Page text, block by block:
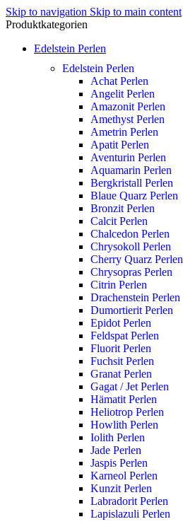
Skip to navigation Skip to main content
Produktkategorien
Edelstein Perlen
Edelstein Perlen
Achat Perlen
Angelit Perlen
Amazonit Perlen
Amethyst Perlen
Ametrin Perlen
Apatit Perlen
Aventurin Perlen
Aquamarin Perlen
Bergkristall Perlen
Blaue Quarz Perlen
Bronzit Perlen
Calcit Perlen
Chalcedon Perlen
Chrysokoll Perlen
Cherry Quarz Perlen
Chrysopras Perlen
Citrin Perlen
Drachenstein Perlen
Dumortierit Perlen
Epidot Perlen
Feldspat Perlen
Fluorit Perlen
Fuchsit Perlen
Granat Perlen
Gagat / Jet Perlen
Hämatit Perlen
Heliotrop Perlen
Howlith Perlen
Iolith Perlen
Jade Perlen
Jaspis Perlen
Karneol Perlen
Kunzit Perlen
Labradorit Perlen
Lapislazuli Perlen